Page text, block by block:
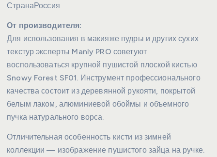
СтранаРоссия
От производителя:
Для использования в макияже пудры и других сухих
текстур эксперты Manly PRO советуют
воспользоваться крупной пушистой плоской кистью
Snowy Forest SF01. Инструмент профессионального
качества состоит из деревянной рукояти, покрытой
белым лаком, алюминиевой обоймы и объемного
пучка натурального ворса.
Отличительная особенность кисти из зимней
коллекции — изображение пушистого зайца на ручке.